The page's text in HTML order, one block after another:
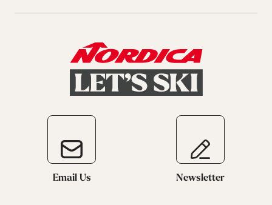
Email Us Newsletter